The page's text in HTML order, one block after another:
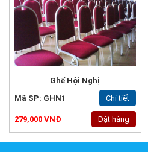
Ghế Hội Nghị
Mã SP: GHN1
Chi tiết
279,000 VNĐ Đặt hàng